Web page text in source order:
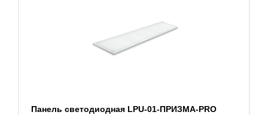
Панель светодиодная LPU-01-ПРИЗМА-PRO